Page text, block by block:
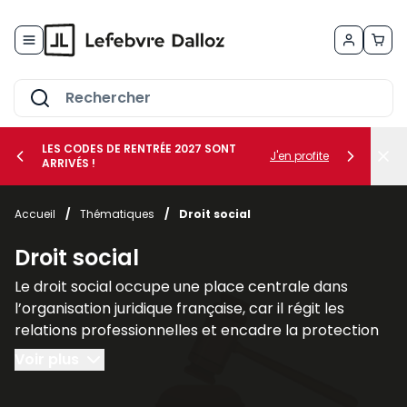
le sous-menu Vos métiers
le sous-menu Vos besoins
LES CODES DE RENTRÉE 2027 SONT
ARRIVÉS !
J'en profite
Accueil / Thématiques / Droit social
Droit social
Le droit social occupe une place centrale dans
l’organisation juridique française, car il régit les
relations professionnelles et encadre la protection
des individus dans le cadre du travail. Il regroupe
l’ensemble des règles destinées à assurer l’équilibre